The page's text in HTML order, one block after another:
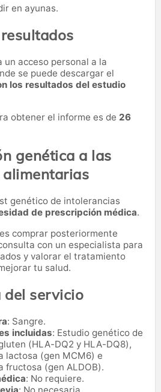
en ayunas.
acceso personal a la
se puede descargar el
los resultados del estudio
obtener el informe es de 26
genética a las
genético de intolerancias
de prescripción médica.
comprar posteriormente
con un especialista para
y valorar el tratamiento
tu salud.
del servicio
: Sangre.
incluidas: Estudio genético de
(HLA-DQ2 y HLA-DQ8),
lactosa (gen MCM6) e
fructosa (gen ALDOB).
: No requiere.